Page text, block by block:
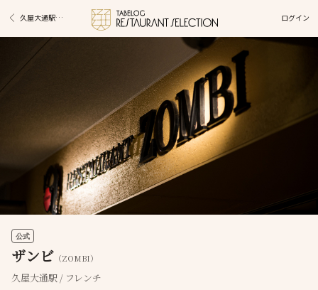
久屋大通駅グルメ ログイン
公式
ザンビ （ZOMBI）
久屋大通駅 / フレンチ